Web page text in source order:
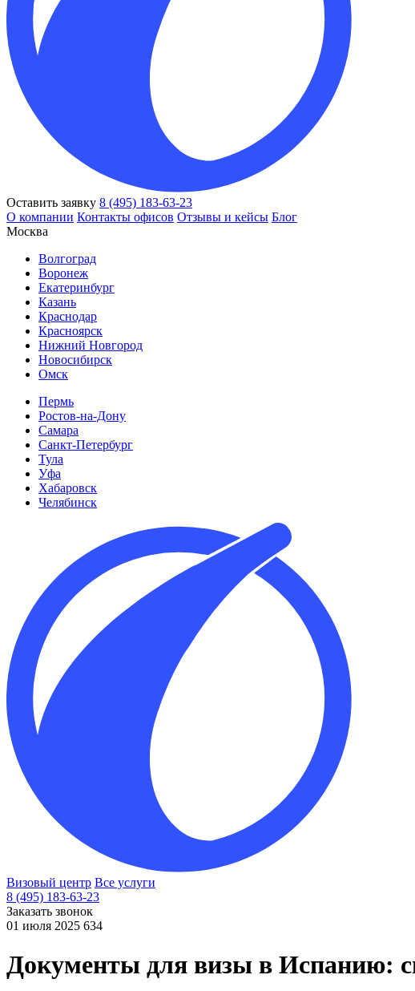
Оставить заявку 8 (495) 183-63-23
О компании Контакты офисов Отзывы и кейсы Блог
Москва
Волгоград
Воронеж
Екатеринбург
Казань
Краснодар
Красноярск
Нижний Новгород
Новосибирск
Омск
Пермь
Ростов-на-Дону
Самара
Санкт-Петербург
Тула
Уфа
Хабаровск
Челябинск
Визовый центр Все услуги
8 (495) 183-63-23
Заказать звонок
01 июля 2025 634
Документы для визы в Испанию: